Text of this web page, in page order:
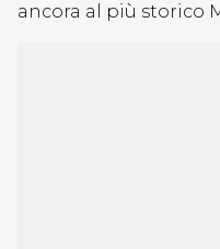
ancora al più storico